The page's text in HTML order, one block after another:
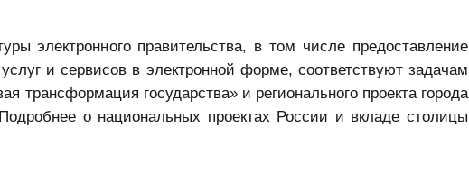
электронного правительства, в том числе предоставление
и сервисов в электронной форме, соответствуют задачам
трансформация государства» и регионального проекта города
о национальных проектах России и вкладе столицы